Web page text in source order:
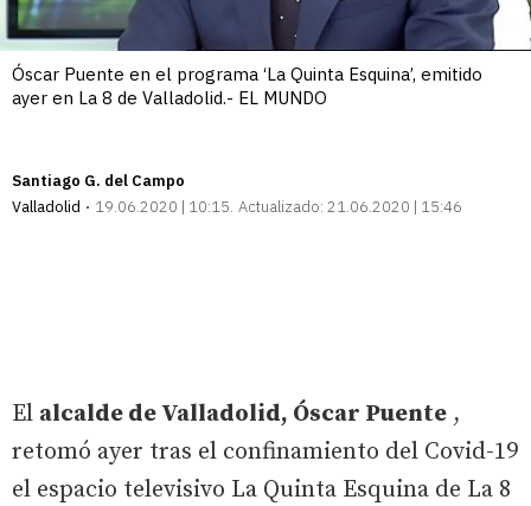
Óscar Puente en el programa ‘La Quinta Esquina’, emitido
ayer en La 8 de Valladolid.- EL MUNDO
Santiago G. del Campo
Valladolid
19.06.2020 | 10:15 Actualizado: 21.06.2020 | 15:46
El alcalde de Valladolid, Óscar Puente ,
retomó ayer tras el confinamiento del Covid-19
el espacio televisivo La Quinta Esquina de La 8